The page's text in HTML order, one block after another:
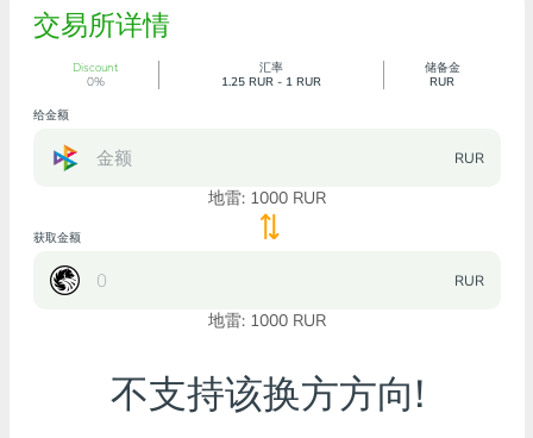
交易所详情
Discount
0%
汇率
1.25 RUR - 1 RUR
储备金
RUR
给金额
RUR
地雷: 1000RUR
获取金额
RUR
地雷: 1000RUR
不支持该换方方向!